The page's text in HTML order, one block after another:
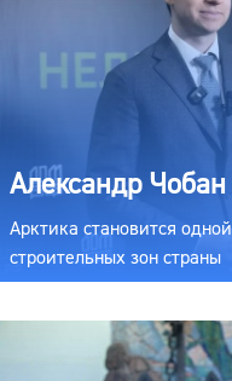
Александр Чобан
Арктика становится
строительных зон страны